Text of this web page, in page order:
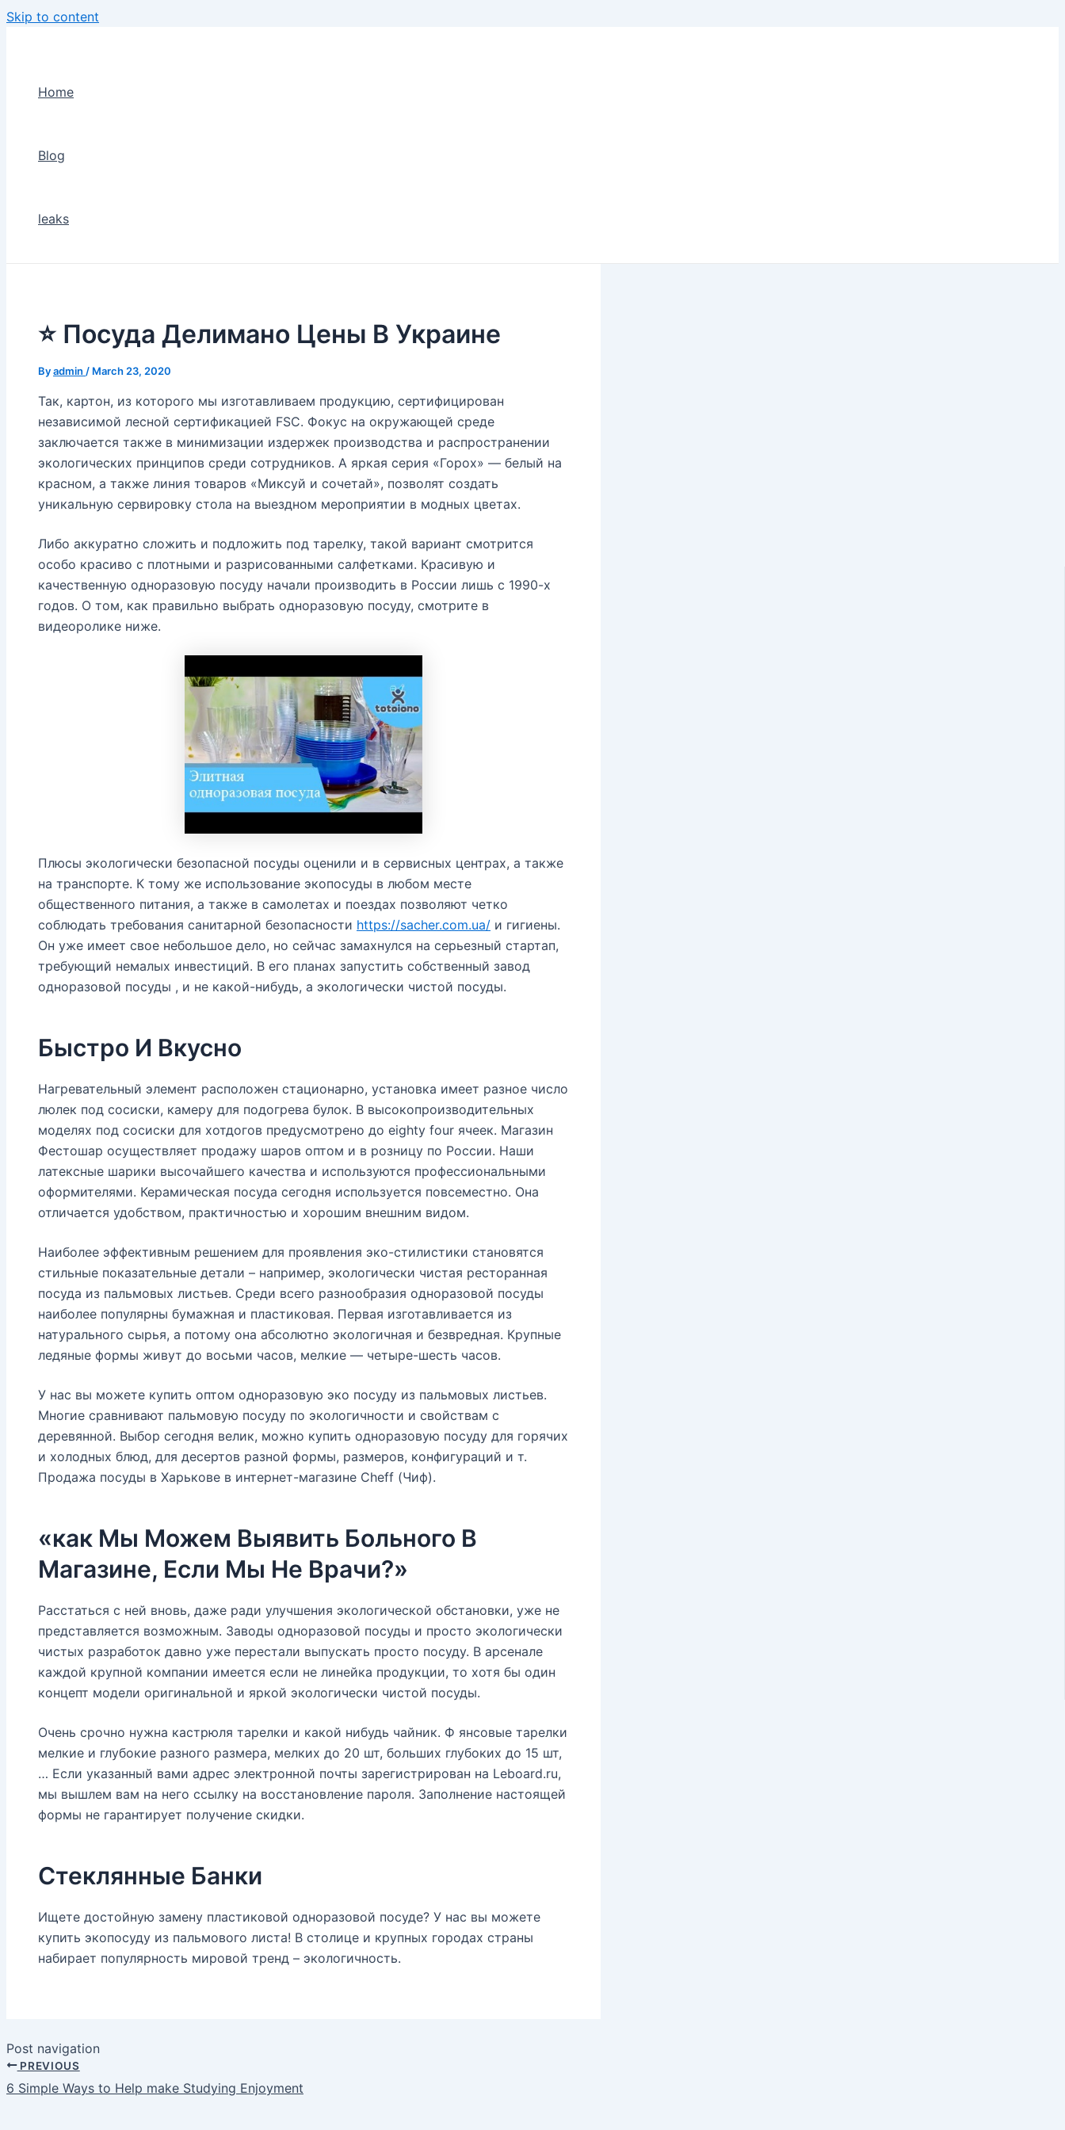
Skip to content
Home
Blog
leaks
⭐ Посуда Делимано Цены В Украине
Byadmin / March 23, 2020
Так, картон, из которого мы изготавливаем продукцию, сертифицирован
независимой лесной сертификацией FSC. Фокус на окружающей среде
заключается также в минимизации издержек производства и распространении
экологических принципов среди сотрудников. А яркая серия «Горох» — белый на
красном, а также линия товаров «Миксуй и сочетай», позволят создать
уникальную сервировку стола на выездном мероприятии в модных цветах.
Либо аккуратно сложить и подложить под тарелку, такой вариант смотрится
особо красиво с плотными и разрисованными салфетками. Красивую и
качественную одноразовую посуду начали производить в России лишь с 1990-х
годов. О том, как правильно выбрать одноразовую посуду, смотрите в
видеоролике ниже.
Плюсы экологически безопасной посуды оценили и в сервисных центрах, а также
на транспорте. К тому же использование экопосуды в любом месте
общественного питания, а также в самолетах и поездах позволяют четко
соблюдать требования санитарной безопасности https://sacher.com.ua/ и гигиены.
Он уже имеет свое небольшое дело, но сейчас замахнулся на серьезный стартап,
требующий немалых инвестиций. В его планах запустить собственный завод
одноразовой посуды , и не какой-нибудь, а экологически чистой посуды.
Быстро И Вкусно
Нагревательный элемент расположен стационарно, установка имеет разное число
люлек под сосиски, камеру для подогрева булок. В высокопроизводительных
моделях под сосиски для хотдогов предусмотрено до eighty four ячеек. Магазин
Фестошар осуществляет продажу шаров оптом и в розницу по России. Наши
латексные шарики высочайшего качества и используются профессиональными
оформителями. Керамическая посуда сегодня используется повсеместно. Она
отличается удобством, практичностью и хорошим внешним видом.
Наиболее эффективным решением для проявления эко-стилистики становятся
стильные показательные детали – например, экологически чистая ресторанная
посуда из пальмовых листьев. Среди всего разнообразия одноразовой посуды
наиболее популярны бумажная и пластиковая. Первая изготавливается из
натурального сырья, а потому она абсолютно экологичная и безвредная. Крупные
ледяные формы живут до восьми часов, мелкие — четыре-шесть часов.
У нас вы можете купить оптом одноразовую эко посуду из пальмовых листьев.
Многие сравнивают пальмовую посуду по экологичности и свойствам с
деревянной. Выбор сегодня велик, можно купить одноразовую посуду для горячих
и холодных блюд, для десертов разной формы, размеров, конфигураций и т.
Продажа посуды в Харькове в интернет-магазине Cheff (Чиф).
«как Мы Можем Выявить Больного В
Магазине, Если Мы Не Врачи?»
Расстаться с ней вновь, даже ради улучшения экологической обстановки, уже не
представляется возможным. Заводы одноразовой посуды и просто экологически
чистых разработок давно уже перестали выпускать просто посуду. В арсенале
каждой крупной компании имеется если не линейка продукции, то хотя бы один
концепт модели оригинальной и яркой экологически чистой посуды.
Очень срочно нужна кастрюля тарелки и какой нибудь чайник. Ф янсовые тарелки
мелкие и глубокие разного размера, мелких до 20 шт, больших глубоких до 15 шт,
… Если указанный вами адрес электронной почты зарегистрирован на Leboard.ru,
мы вышлем вам на него ссылку на восстановление пароля. Заполнение настоящей
формы не гарантирует получение скидки.
Стеклянные Банки
Ищете достойную замену пластиковой одноразовой посуде? У нас вы можете
купить экопосуду из пальмового листа! В столице и крупных городах страны
набирает популярность мировой тренд – экологичность.
Post navigation
PREVIOUS
6 Simple Ways to Help make Studying Enjoyment